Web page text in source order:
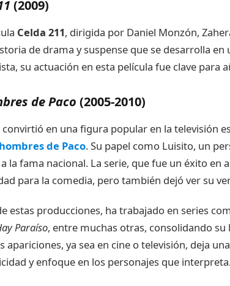
(2009)
Celda 211, dirigida por Daniel Monzón,
de drama y suspense que se desarrolla
su actuación en esta película fue clave para
de Paco (2005-2010)
convirtió en una figura popular en la televisión
de Paco. Su papel como Luisito, un
la fama nacional. La serie, que fue un éxito en
para la comedia, pero también dejó ver su
estas producciones, ha trabajado en series
Paraíso, entre muchas otras, consolidando su
apariciones, ya sea en cine o televisión, deja
y enfoque en los personajes que